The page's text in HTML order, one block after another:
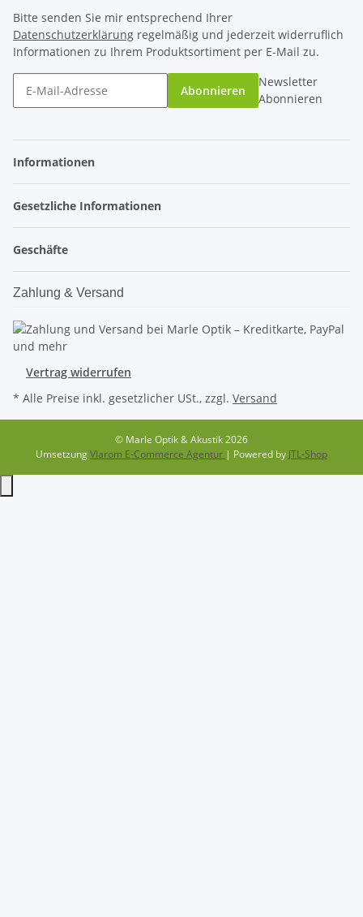
Bitte senden Sie mir entsprechend Ihrer
Datenschutzerklärung regelmäßig und jederzeit widerruflich
Informationen zu Ihrem Produktsortiment per E-Mail zu.
Abonnieren
Newsletter
Abonnieren
Informationen
Gesetzliche Informationen
Geschäfte
Zahlung & Versand
Vertrag widerrufen
* Alle Preise inkl. gesetzlicher USt., zzgl. Versand
© Marle Optik & Akustik 2026
UmsetzungVlarom E-Commerce Agentur | Powered by JTL-Shop